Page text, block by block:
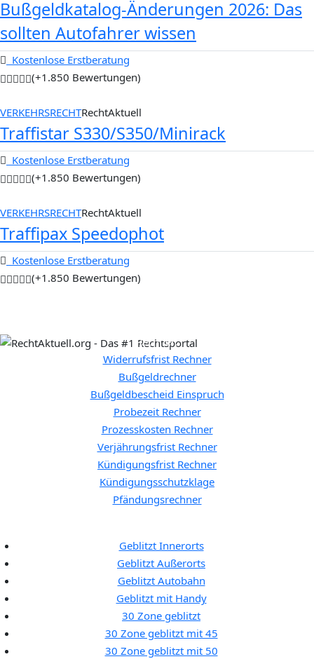
Bußgeldkatalog-Änderungen 2026: Das
sollten Autofahrer wissen
Kostenlose Erstberatung
(+1.850 Bewertungen)
VERKEHRSRECHTRechtAktuell
Traffistar S330/S350/Minirack
Kostenlose Erstberatung
(+1.850 Bewertungen)
VERKEHRSRECHTRechtAktuell
Traffipax Speedophot
Kostenlose Erstberatung
(+1.850 Bewertungen)
Rechner:
Widerrufsfrist Rechner
Bußgeldrechner
Bußgeldbescheid Einspruch
Probezeit Rechner
Prozesskosten Rechner
Verjährungsfrist Rechner
Kündigungsfrist Rechner
Kündigungsschutzklage
Pfändungsrechner
Geblitzt Innerorts
Geblitzt Außerorts
Geblitzt Autobahn
Geblitzt mit Handy
30 Zone geblitzt
30 Zone geblitzt mit 45
30 Zone geblitzt mit 50